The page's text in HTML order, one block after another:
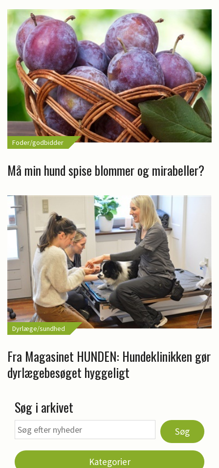
Foder/godbidder
Må min hund spise blommer og mirabeller?
Dyrlæge/sundhed
Fra Magasinet HUNDEN: Hundeklinikken gør
dyrlægebesøget hyggeligt
Søg i arkivet
Søg
Kategorier